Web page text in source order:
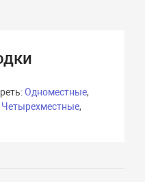
Одноместные,
Четырехместные,